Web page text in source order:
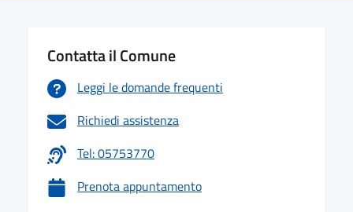
Contatta il Comune
Leggi le domande frequenti
Richiedi assistenza
Tel: 05753770
Prenota appuntamento